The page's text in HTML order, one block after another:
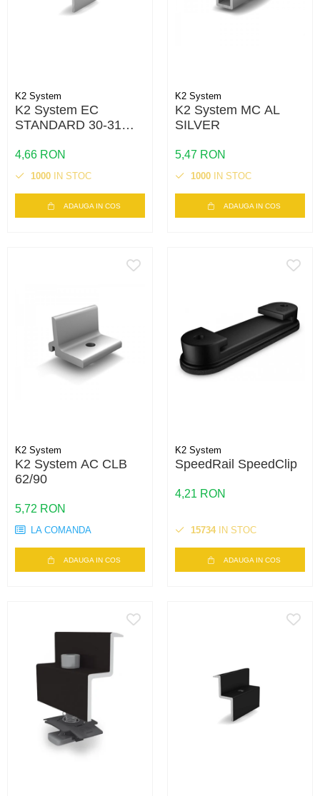
K2 System
K2 System EC
STANDARD 30-31
4,66 RON
1000 IN STOC
ADAUGA IN COS
K2 System
K2 System MC AL
SILVER
5,47 RON
1000 IN STOC
ADAUGA IN COS
K2 System
K2 System AC CLB
62/90
5,72 RON
LA COMANDA
ADAUGA IN COS
K2 System
SpeedRail SpeedClip
4,21 RON
15734IN STOC
ADAUGA IN COS